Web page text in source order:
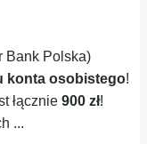
Bank Polska)
konta osobistego!
łącznie900 zł!
...